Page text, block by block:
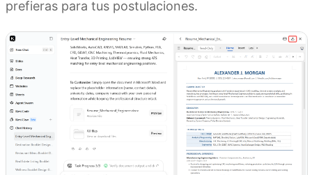
prefieras para tus postulaciones.